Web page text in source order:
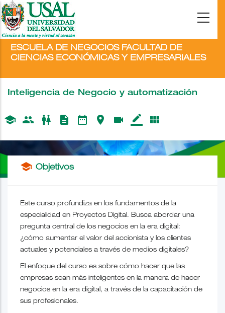
ESCUELA DE NEGOCIOS FACULTAD DE
CIENCIAS ECONÓMICAS Y EMPRESARIALES
Inteligencia de Negocio y automatización
school people wc description date_range place videocam border_color view_module
school Objetivos
Este curso profundiza en los fundamentos de la
especialidad en Proyectos Digital. Busca abordar una
pregunta central de los negocios en la era digital:
¿cómo aumentar el valor del accionista y los clientes
actuales y potenciales a través de medios digitales?
El enfoque del curso es sobre cómo hacer que las
empresas sean más inteligentes en la manera de hacer
negocios en la era digital, a través de la capacitación de
sus profesionales.